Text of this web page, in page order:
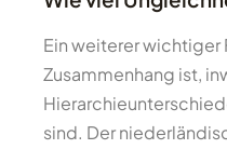
Ein weiterer wichtiger
Zusammenhang ist,
sind. Der